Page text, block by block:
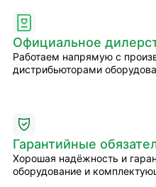
Официальное
Работаем напрямую с
дистрибьюторами
Гарантийные
Хорошая надёжность и
оборудование и